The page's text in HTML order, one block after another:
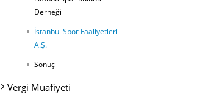
Derneği
İstanbul Spor Faaliyetleri
A.Ş.
Sonuç
Vergi Muafiyeti